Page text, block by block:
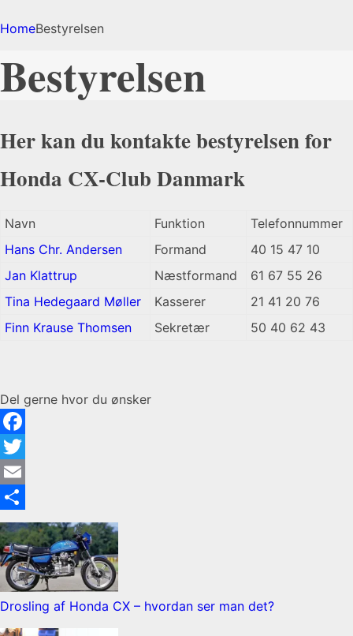
HomeBestyrelsen
Bestyrelsen
Her kan du kontakte bestyrelsen for
Honda CX-Club Danmark
Navn Funktion
Telefonnummer
Hans Chr. Andersen
Formand
40 15 47 10
Jan Klattrup
Næstformand
61 67 55 26
Tina Hedegaard Møller
Kasserer
21 41 20 76
Finn Krause Thomsen
Sekretær 50 40 62 43
Del gerne hvor du ønsker
Facebook
Twitter
Email
Share
Drosling af Honda CX – hvordan ser man det?